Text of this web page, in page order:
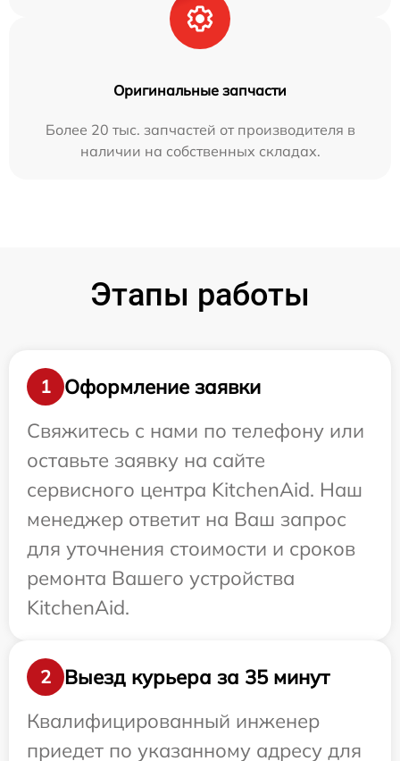
Оригинальные запчасти
Более 20 тыс. запчастей от производителя в
наличии на собственных складах.
Этапы работы
1
Оформление заявки
Свяжитесь с нами по телефону или
оставьте заявку на сайте
сервисного центра KitchenAid. Наш
менеджер ответит на Ваш запрос
для уточнения стоимости и сроков
ремонта Вашего устройства
KitchenAid.
2
Выезд курьера за 35 минут
Квалифицированный инженер
приедет по указанному адресу для